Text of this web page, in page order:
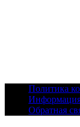
content
Политика
Информация
Обратная